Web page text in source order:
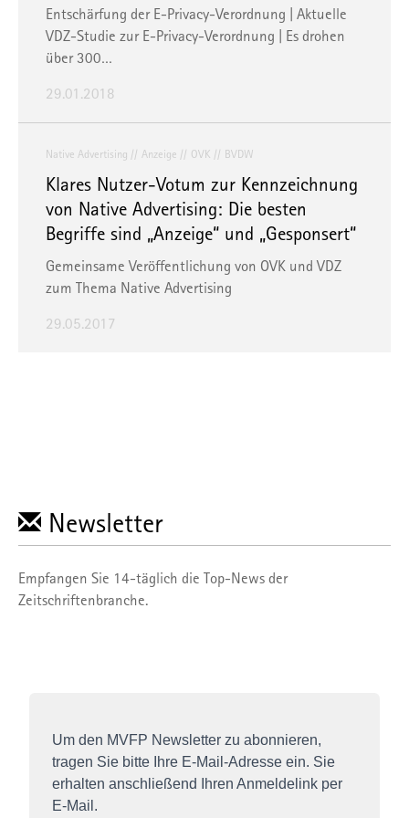
Entschärfung der E-Privacy-Verordnung | Aktuelle
VDZ-Studie zur E-Privacy-Verordnung | Es drohen
über 300…
29.01.2018
Native Advertising Anzeige OVK BVDW
Klares Nutzer-Votum zur Kennzeichnung
von Native Advertising: Die besten
Begriffe sind „Anzeige“ und „Gesponsert“
Gemeinsame Veröffentlichung von OVK und VDZ
zum Thema Native Advertising
29.05.2017
Newsletter
Empfangen Sie 14-täglich die Top-News der
Zeitschriftenbranche.
Um den MVFP Newsletter zu abonnieren,
tragen Sie bitte Ihre E-Mail-Adresse ein. Sie
erhalten anschließend Ihren Anmeldelink per
E-Mail.